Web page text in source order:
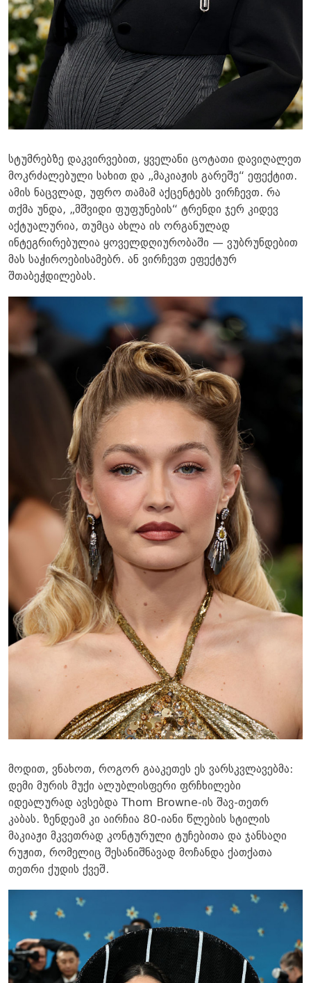
სტუმრებზე დაკვირვებით, ყველანი ცოტათი დავიღალეთ
მოკრძალებული სახით და „მაკიაჟის გარეშე“ ეფექტით.
ამის ნაცვლად, უფრო თამამ აქცენტებს ვირჩევთ. რა
თქმა უნდა, „მშვიდი ფუფუნების“ ტრენდი ჯერ კიდევ
აქტუალურია, თუმცა ახლა ის ორგანულად
ინტეგრირებულია ყოველდღიურობაში — ვუბრუნდებით
მას საჭიროებისამებრ. ან ვირჩევთ ეფექტურ
შთაბეჭდილებას.
მოდით, ვნახოთ, როგორ გააკეთეს ეს ვარსკვლავებმა:
დემი მურის მუქი ალუბლისფერი ფრჩხილები
იდეალურად ავსებდა Thom Browne-ის შავ-თეთრ
კაბას. ზენდეამ კი აირჩია 80-იანი წლების სტილის
მაკიაჟი მკვეთრად კონტურული ტუჩებითა და ჯანსაღი
რუჟით, რომელიც შესანიშნავად მოჩანდა ქათქათა
თეთრი ქუდის ქვეშ.